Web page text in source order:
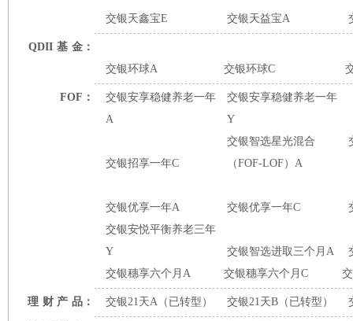
交银天鑫宝E 交银天益宝A
QDII 基 金：
交银环球A
交银环球C
FOF：
交银安享稳健养老一年
A
交银安享稳健养老一年
Y
交银招享一年C
交银智选星光混合
（FOF-LOF）A
交银优享一年A 交银优享一年C
交银安悦平衡养老三年
Y
交银智选进取三个月A
交银穗享六个月A
交银穗享六个月C
理 财 产 品： 交银21天A（已转型） 交银21天B（已转型）